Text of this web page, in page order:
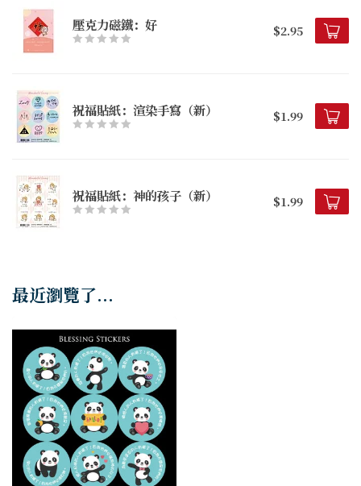
壓克力磁鐵：好 $2.95
祝福貼紙：渲染手寫（新） $1.99
祝福貼紙：神的孩子（新） $1.99
最近瀏覽了...